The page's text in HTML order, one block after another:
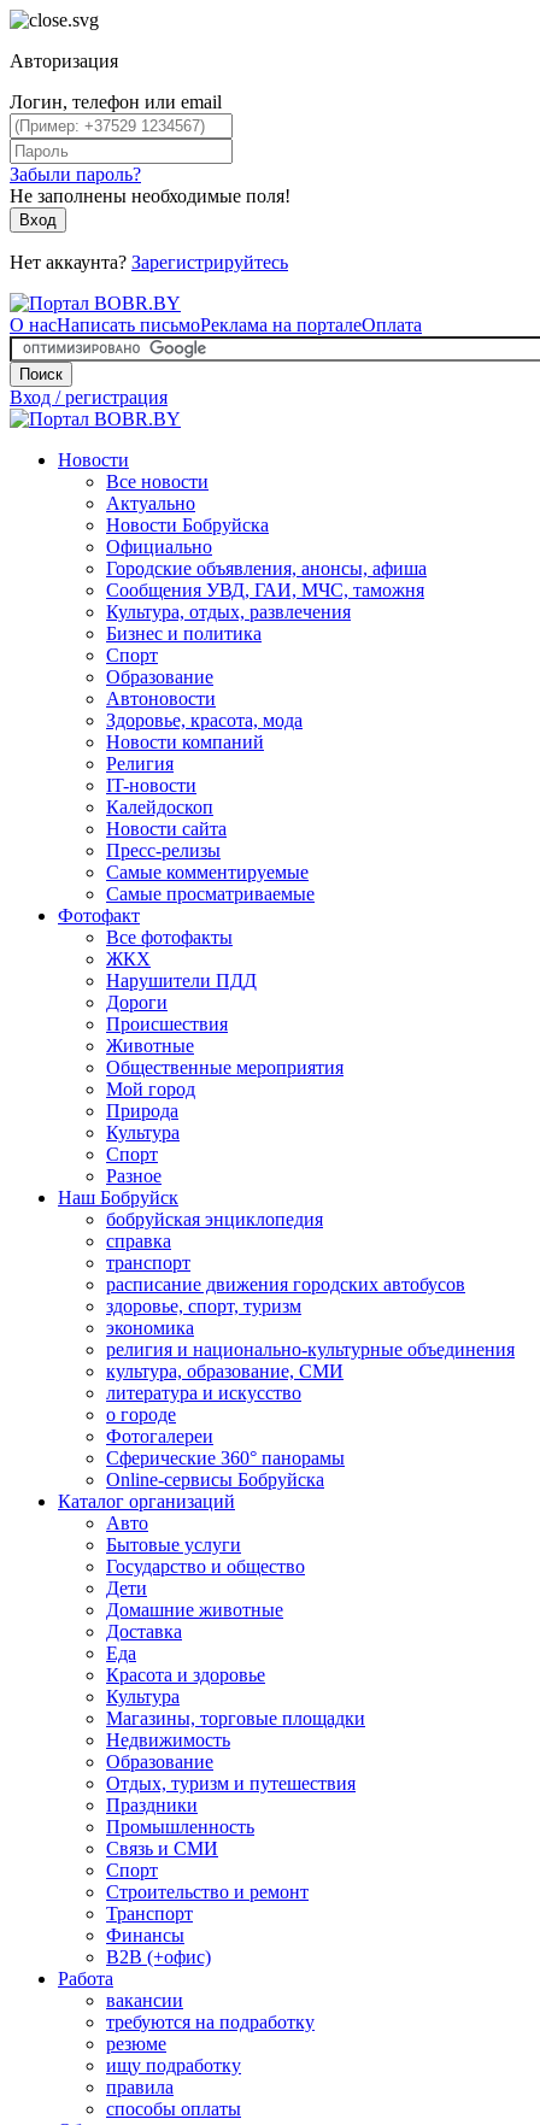
Авторизация
Логин, телефон или email
Забыли пароль?
Не заполнены необходимые поля!
Вход
Нет аккаунта? Зарегистрируйтесь
О насНаписать письмоРеклама на порталеОплата
Поиск
Вход / регистрация
Новости
Все новости
Актуально
Новости Бобруйска
Официально
Городские объявления, анонсы, афиша
Сообщения УВД, ГАИ, МЧС, таможня
Культура, отдых, развлечения
Бизнес и политика
Спорт
Образование
Автоновости
Здоровье, красота, мода
Новости компаний
Религия
IT-новости
Калейдоскоп
Новости сайта
Пресс-релизы
Самые комментируемые
Самые просматриваемые
Фотофакт
Все фотофакты
ЖКХ
Нарушители ПДД
Дороги
Происшествия
Животные
Общественные мероприятия
Мой город
Природа
Культура
Спорт
Разное
Наш Бобруйск
бобруйская энциклопедия
справка
транспорт
расписание движения городских автобусов
здоровье, спорт, туризм
экономика
религия и национально-культурные объединения
культура, образование, СМИ
литература и искусство
о городе
Фотогалереи
Сферические 360° панорамы
Online-сервисы Бобруйска
Каталог организаций
Авто
Бытовые услуги
Государство и общество
Дети
Домашние животные
Доставка
Еда
Красота и здоровье
Культура
Магазины, торговые площадки
Недвижимость
Образование
Отдых, туризм и путешествия
Праздники
Промышленность
Связь и СМИ
Спорт
Строительство и ремонт
Транспорт
Финансы
B2B (+офис)
Работа
вакансии
требуются на подработку
резюме
ищу подработку
правила
способы оплаты